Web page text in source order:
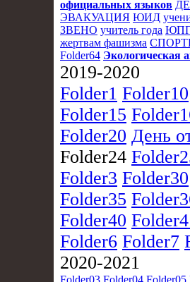
официальных языков
ЭВАКУАЦИЯ ЮИД
ЗВЕНО учитель года
жертвам фашизма
Folder64 Экологическая
2019-2020
Folder1 Folder10
Folder15
Folder20 День
Folder24
Folder3 Folder30
Folder35
Folder40
Folder6 Folder7
2020-2021
Folder03 Folder04 Folder05